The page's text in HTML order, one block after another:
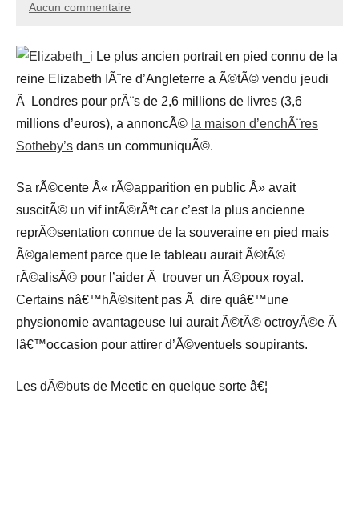
Aucun commentaire
Le plus ancien portrait en pied connu de la
reine Elizabeth IÃ¨re d’Angleterre a Ã©tÃ© vendu jeudi
Ã Londres pour prÃ¨s de 2,6 millions de livres (3,6
millions d’euros), a annoncÃ© la maison d’enchÃ¨res
Sotheby’s dans un communiquÃ©.
Sa rÃ©cente Â« rÃ©apparition en public Â» avait
suscitÃ© un vif intÃ©rÃªt car c’est la plus ancienne
reprÃ©sentation connue de la souveraine en pied mais
Ã©galement parce que le tableau aurait Ã©tÃ©
rÃ©alisÃ© pour l’aider Ã trouver un Ã©poux royal.
Certains nâ€™hÃ©sitent pas Ã dire quâ€™une
physionomie avantageuse lui aurait Ã©tÃ© octroyÃ©e Ã
lâ€™occasion pour attirer d’Ã©ventuels soupirants.
Les dÃ©buts de Meetic en quelque sorte â€¦